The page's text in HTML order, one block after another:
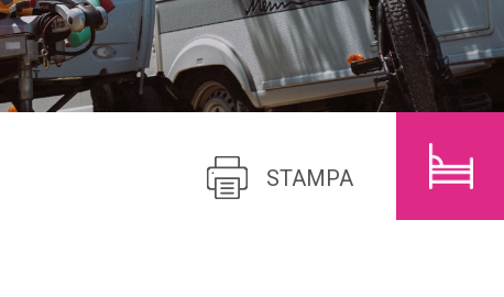
BAMBINI
CERCA
STAMPA